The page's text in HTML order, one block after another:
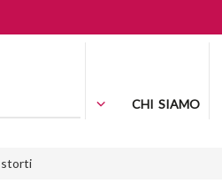
CHI SIAMO
storti